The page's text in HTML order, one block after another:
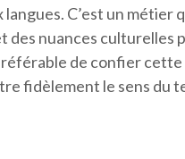
C’est un métier
des nuances culturelles
de confier
fidèlement le sens du